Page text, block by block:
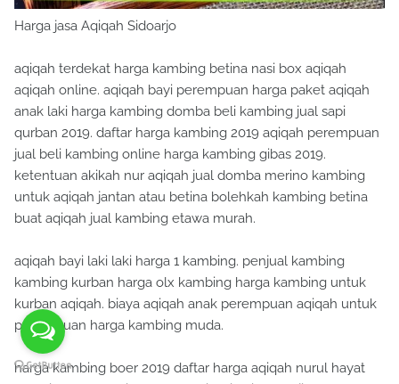
Harga jasa Aqiqah Sidoarjo
aqiqah terdekat harga kambing betina nasi box aqiqah
aqiqah online. aqiqah bayi perempuan harga paket aqiqah
anak laki harga kambing domba beli kambing jual sapi
qurban 2019. daftar harga kambing 2019 aqiqah perempuan
jual beli kambing online harga kambing gibas 2019.
ketentuan akikah nur aqiqah jual domba merino kambing
untuk aqiqah jantan atau betina bolehkah kambing betina
buat aqiqah jual kambing etawa murah.
aqiqah bayi laki laki harga 1 kambing. penjual kambing
kambing kurban harga olx kambing harga kambing untuk
kurban aqiqah. biaya aqiqah anak perempuan aqiqah untuk
perempuan harga kambing muda.
harga kambing boer 2019 daftar harga aqiqah nurul hayat